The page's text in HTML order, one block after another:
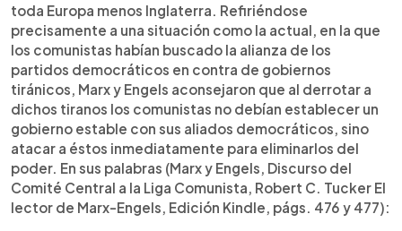
toda Europa menos Inglaterra. Refiriéndose
precisamente a una situación como la actual, en la que
los comunistas habían buscado la alianza de los
partidos democráticos en contra de gobiernos
tiránicos, Marx y Engels aconsejaron que al derrotar a
dichos tiranos los comunistas no debían establecer un
gobierno estable con sus aliados democráticos, sino
atacar a éstos inmediatamente para eliminarlos del
poder. En sus palabras (Marx y Engels, Discurso del
Comité Central a la Liga Comunista, Robert C. Tucker El
lector de Marx-Engels, Edición Kindle, págs. 476 y 477):